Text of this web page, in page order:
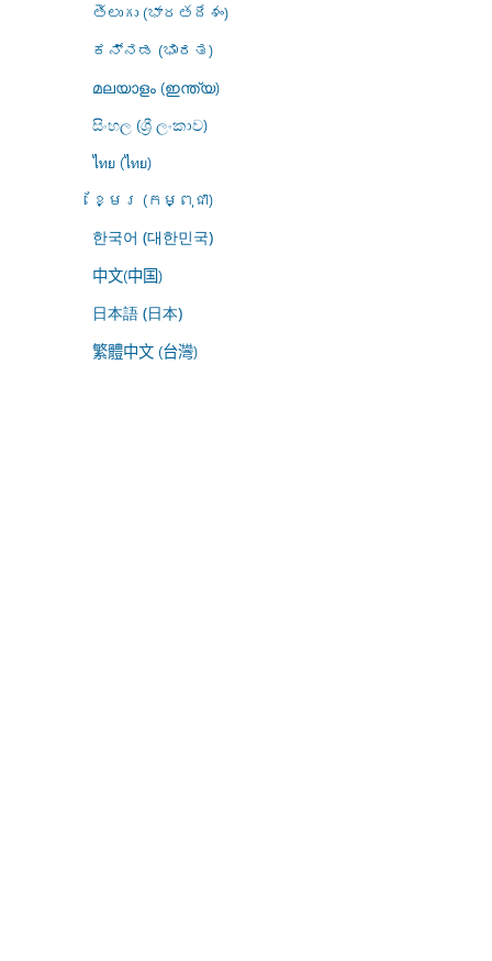
తెలుగు (భారతదేశం)
ಕನ್ನಡ (ಭಾರತ)
മലയാളം (ഇന്ത്യ)
සිංහල (ශ්‍රී ලංකාව)
ไทย (ไทย)
ខ្មែរ (កម្ពុជា)
한국어 (대한민국)
中文(中国)
日本語 (日本)
繁體中文 (台灣)